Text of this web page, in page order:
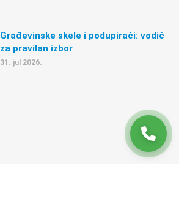
Građevinske skele i podupirači: vodič
za pravilan izbor
31. jul 2026.